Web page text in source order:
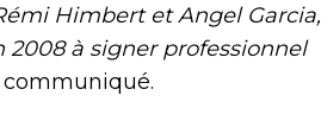
Himbert et Angel Garcia,
à signer professionnel